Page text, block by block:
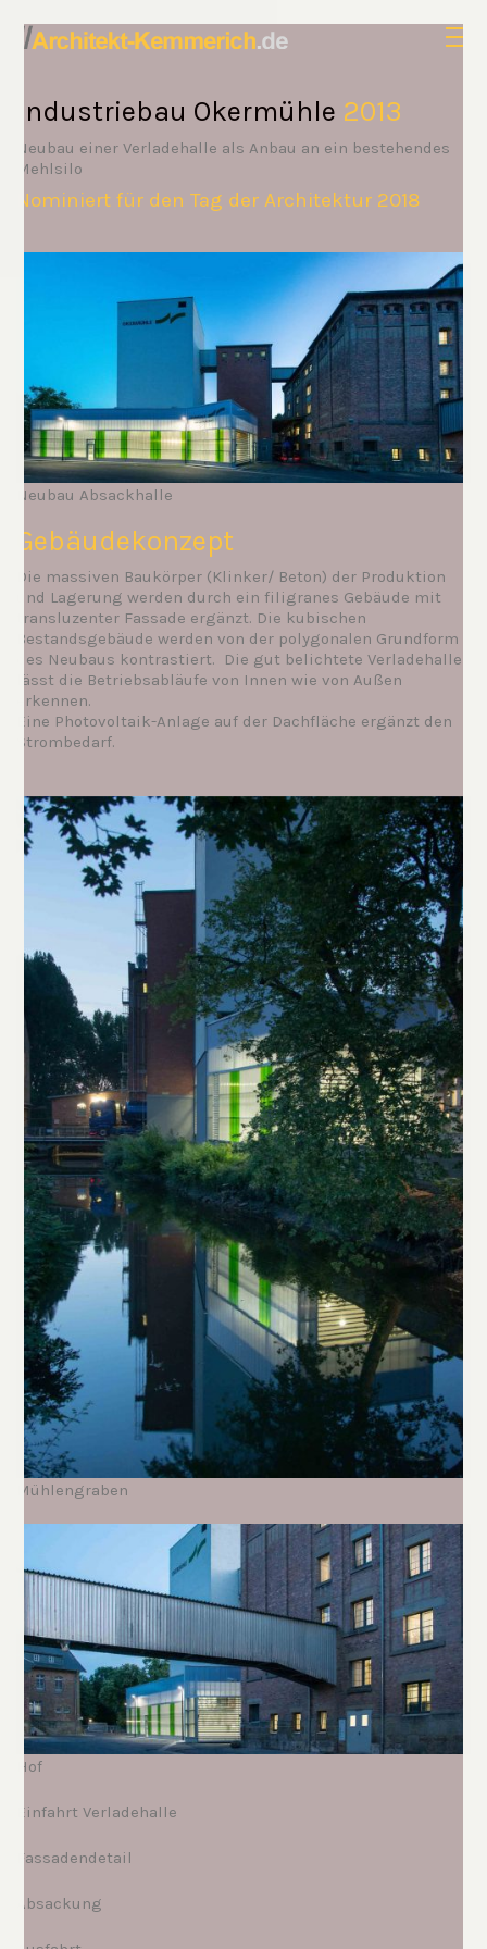
Industriebau Okermühle 2013
Neubau einer Verladehalle als Anbau an ein bestehendes
Mehlsilo
Nominiert für den Tag der Architektur 2018
Neubau Absackhalle
Gebäudekonzept
Die massiven Baukörper (Klinker/ Beton) der Produktion
und Lagerung werden durch ein filigranes Gebäude mit
transluzenter Fassade ergänzt. Die kubischen
Bestandsgebäude werden von der polygonalen Grundform
des Neubaus kontrastiert. Die gut belichtete Verladehalle
lässt die Betriebsabläufe von Innen wie von Außen
erkennen.
Eine Photovoltaik-Anlage auf der Dachfläche ergänzt den
Strombedarf.
Mühlengraben
Hof
Einfahrt Verladehalle
Fassadendetail
Absackung